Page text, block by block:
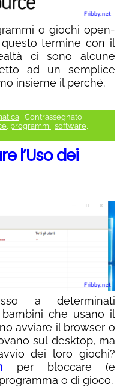
o giochi open-
termine con il
ci sono alcune
ad un semplice
insieme il perché.
| Contrassegnato
programmi software
l’Uso dei
a determinati
che usano il
avviare il browser o
sul desktop, ma
dei loro giochi?
per bloccare (e
o di gioco.